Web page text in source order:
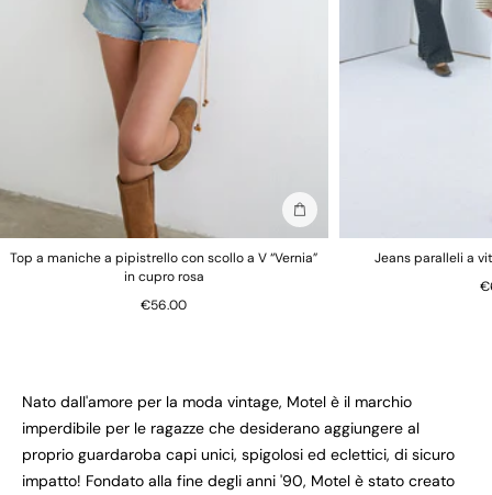
Aggiungi alla borsa
Top a maniche a pipistrello con scollo a V “Vernia”
in cupro rosa
€56.00
Jeans paralleli a
Nato dall'amore per la moda vintage, Motel è il marchio
imperdibile per le ragazze che desiderano aggiungere al
proprio guardaroba capi unici, spigolosi ed eclettici, di sicuro
impatto! Fondato alla fine degli anni '90, Motel è stato creato